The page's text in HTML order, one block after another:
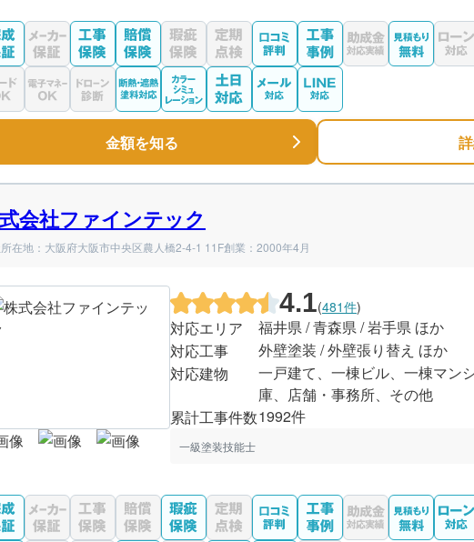
金額を知る
会社ファインテック
在地：大阪府大阪市中央区農人橋2-4-1 11F創業：2000年4月
4.1(481件)
対応エリア
福井県 / 青森県 / 岩手県 ほか
対応工事
外壁塗装 / 外壁張り替え ほか
対応建物
一戸建て、一棟ビル、一棟マン
庫、店舗・事務所、その他
累計工事件数1992件
一級塗装技能士